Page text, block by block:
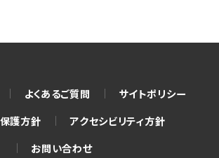
よくあるご質問
サイトポリシー
護方針
アクセシビリティ方針
お問い合わせ